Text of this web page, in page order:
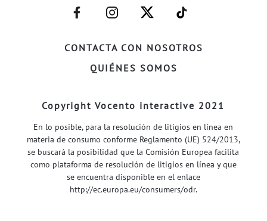
CONTACTA CON NOSOTROS
QUIÉNES SOMOS
–
FACEBOOK–
–
INSTAGRAM–
–
TWITTER–
–
WELIFE–
Copyright Vocento interactive 2021
En lo posible, para la resolución de litigios en línea en
materia de consumo conforme Reglamento (UE) 524/2013,
se buscará la posibilidad que la Comisión Europea facilita
como plataforma de resolución de litigios en línea y que
se encuentra disponible en el enlace
http://ec.europa.eu/consumers/odr.